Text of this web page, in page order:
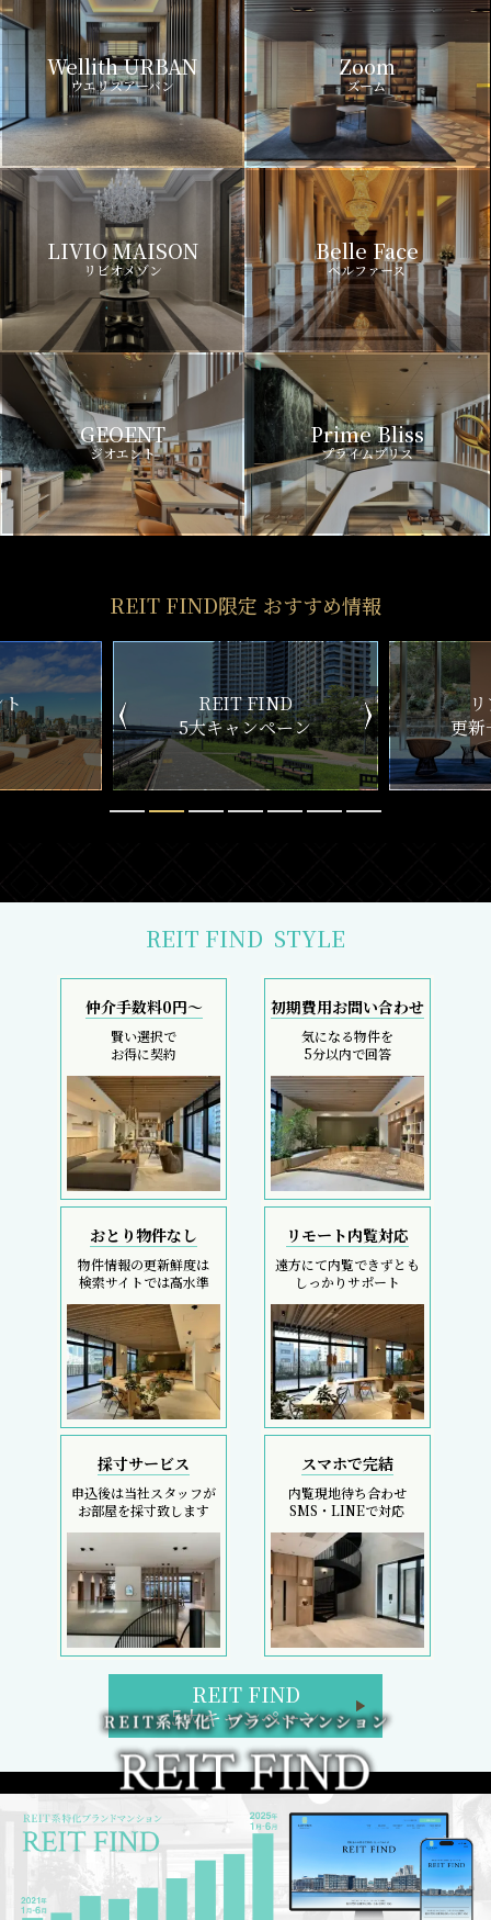
Wellith URBAN
ウエリスアーバン
Zoom
ズーム
LIVIO MAISON
リビオメゾン
Belle Face
ベルファース
GEOENT
ジオエント
Prime Bliss
プライムブリス
REIT FIND限定 おすすめ情報
ン
リアルタイム
更新一覧チェック
新
REIT FIND STYLE
仲介手数料0円～
賢い選択で
お得に契約
初期費用お問い合わせ
気になる物件を
5分以内で回答
おとり物件なし
物件情報の更新鮮度は
検索サイトでは高水準
リモート内覧対応
遠方にて内覧できずとも
しっかりサポート
採寸サービス
申込後は当社スタッフが
お部屋を採寸致します
スマホで完結
内覧現地待ち合わせ
SMS・LINEで対応
REIT FIND
5大キャンペーン